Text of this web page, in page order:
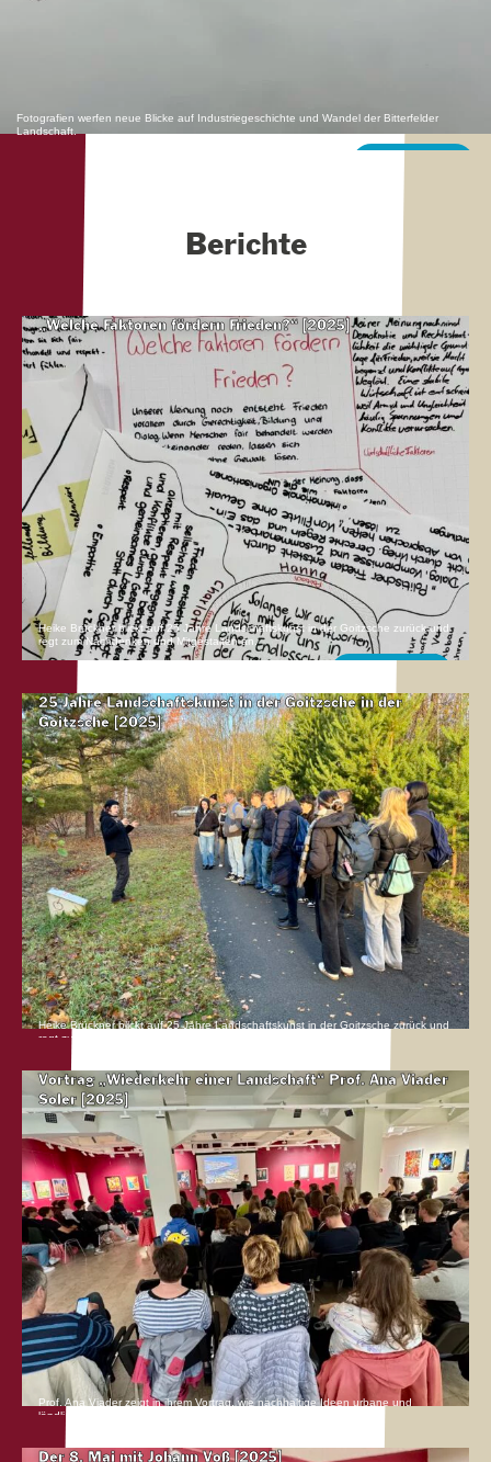
Fotografien werfen neue Blicke auf Industriegeschichte und Wandel der Bitterfelder
Landschaft.
Berichte
„Welche Faktoren fördern Frieden?“ [2025]
Heike Brückner blickt auf 25 Jahre Landschaftskunst in der Goitzsche zurück und
regt zum Nachdenken und Mitgestalten an.
25 Jahre Landschaftskunst in der Goitzsche in der
Goitzsche [2025]
Heike Brückner blickt auf 25 Jahre Landschaftskunst in der Goitzsche zurück und
regt zum Nachdenken und Mitgestalten an.
Mehr erfahren
Vortrag „Wiederkehr einer Landschaft“ Prof. Ana Viader
Soler [2025]
Prof. Ana Viader zeigt in ihrem Vortrag, wie nachhaltige Ideen urbane und
ländliche Landschaften prägen können.
Mehr erfahren
Der 8. Mai mit Johann Voß [2025]